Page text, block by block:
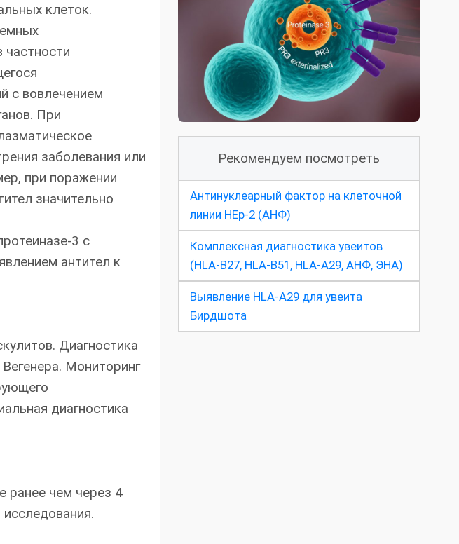
клеток.
частности
с вовлечением
При
заболевания или
при поражении
значительно
3 с
антител к
Диагностика
Мониторинг
диагностика
ранее чем через 4
Рекомендуем посмотреть
Антинуклеарный фактор на клеточной
линии HEp-2 (АНФ)
Комплексная диагностика увеитов
(HLA-B27, HLA-B51, HLA-A29, АНФ, ЭНА)
Выявление HLA-A29 для увеита
Бирдшота